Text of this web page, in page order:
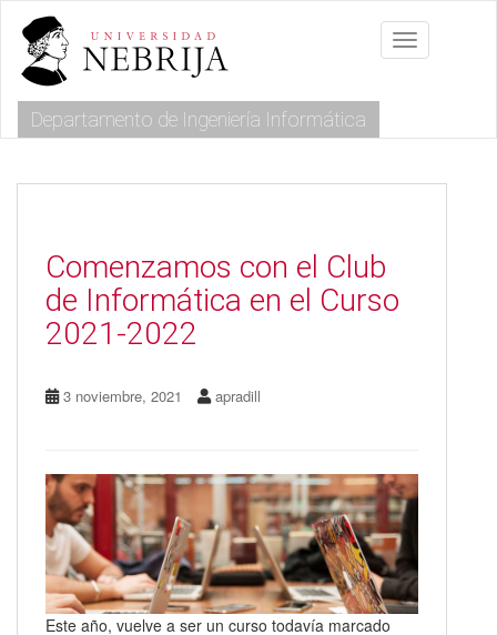
m
Toggle
Departamento de Ingeniería Informática
Comenzamos con el Club
de Informática en el Curso
2021-2022
3 noviembre, 2021 apradill
Este año, vuelve a ser un curso todavía marcado